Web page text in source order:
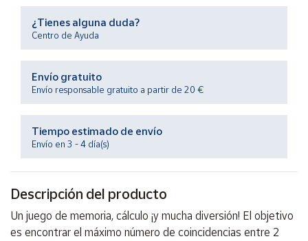
Productos
Solidarios
Ayuda
Contacto
Mapa de
vendedores
¿Tienes alguna duda?
Centro de Ayuda
Envío gratuito
Envío responsable gratuito a partir de 20 €
Tiempo estimado de envío
Envío en 3 - 4 día(s)
Descripción del producto
Un juego de memoria, cálculo ¡y mucha diversión! El objetivo
es encontrar el máximo número de coincidencias entre 2